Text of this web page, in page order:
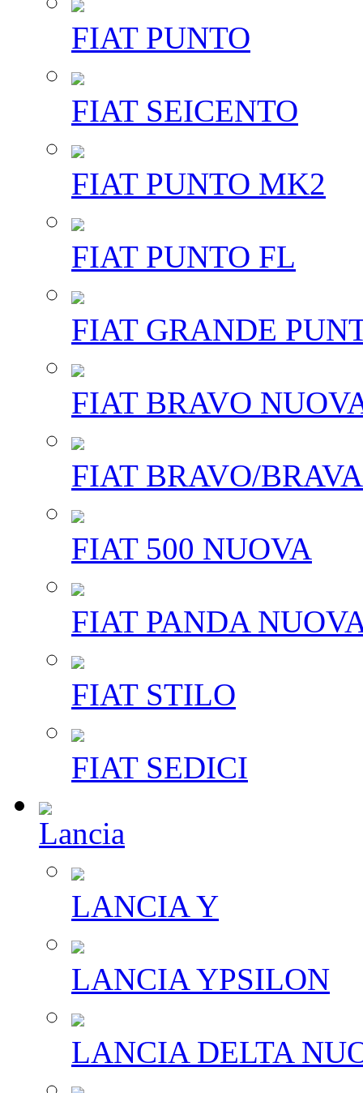
FIAT PUNTO
FIAT SEICENTO
FIAT PUNTO MK2
FIAT PUNTO FL
FIAT GRANDE
FIAT BRAVO
FIAT BRAVO/BRAVA
FIAT 500 NUOVA
FIAT PANDA
FIAT STILO
FIAT SEDICI
Lancia
LANCIA Y
LANCIA YPSILON
LANCIA DELTA